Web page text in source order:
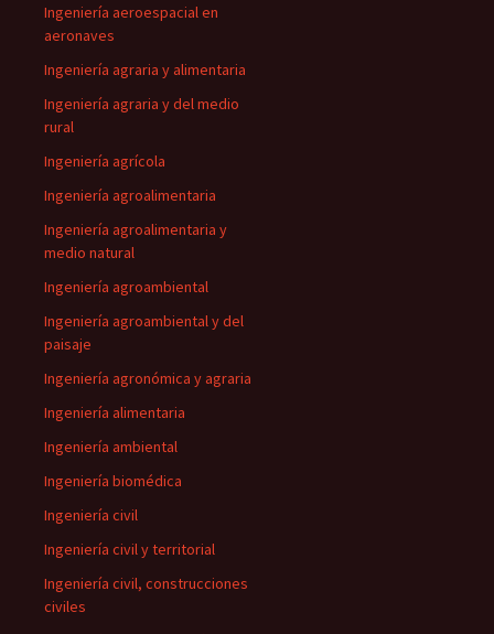
Ingeniería aeroespacial en
aeronaves
Ingeniería agraria y alimentaria
Ingeniería agraria y del medio
rural
Ingeniería agrícola
Ingeniería agroalimentaria
Ingeniería agroalimentaria y
medio natural
Ingeniería agroambiental
Ingeniería agroambiental y del
paisaje
Ingeniería agronómica y agraria
Ingeniería alimentaria
Ingeniería ambiental
Ingeniería biomédica
Ingeniería civil
Ingeniería civil y territorial
Ingeniería civil, construcciones
civiles